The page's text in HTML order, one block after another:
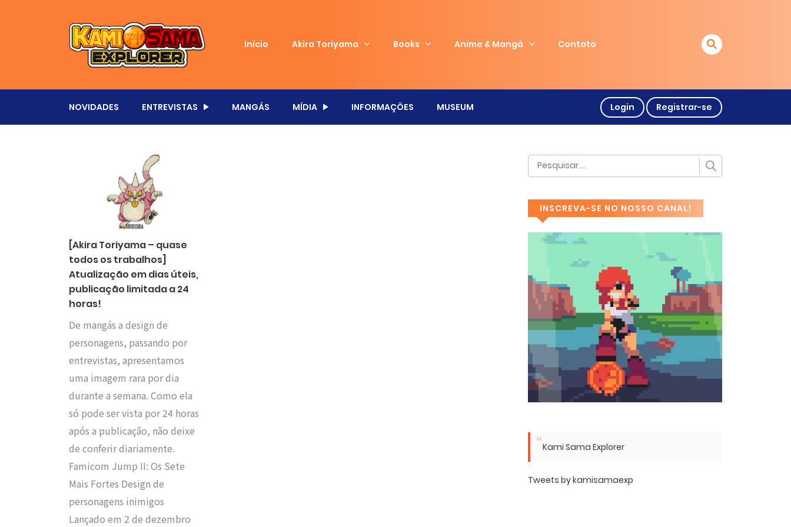
Início Akira Toriyama Books Anime & Mangá Contato
NOVIDADES ENTREVISTAS MANGÁS MÍDIA INFORMAÇÕES MUSEUM Login Registrar-se
[Akira Toriyama – quase
todos os trabalhos]
Atualização em dias úteis,
publicação limitada a 24
horas!
De mangás a design de
personagens, passando por
entrevistas, apresentamos
uma imagem rara por dia
durante a semana. Como ela
só pode ser vista por 24 horas
após a publicação, não deixe
de conferir diariamente.
Famicom Jump II: Os Sete
Mais Fortes Design de
personagens inimigos
Lançado em 2 de dezembro
INSCREVA-SE NO NOSSO CANAL!
Kami Sama Explorer
Tweets by kamisamaexp